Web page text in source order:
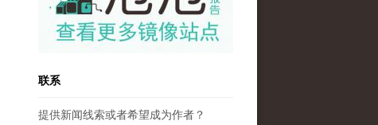
联系
提供新闻线索或者希望成为作者？